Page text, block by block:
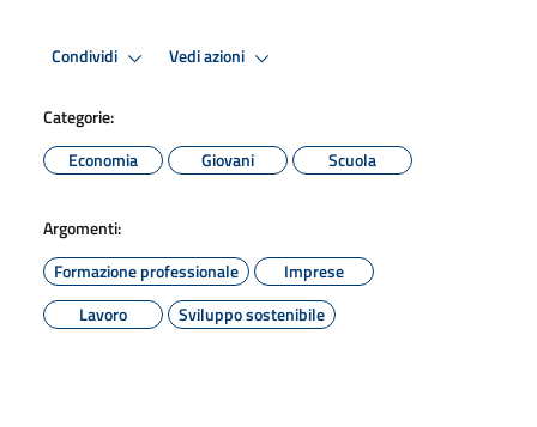
Condividi Vedi azioni
Categorie:
Economia
Giovani Scuola
Argomenti:
Formazione professionale
Imprese
Lavoro
Sviluppo sostenibile